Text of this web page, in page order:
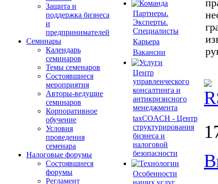
Защита и
поддержка бизнеса
и
предпринимателей
Семинары
Календарь
семинаров
Темы семенаров
Состоявшиеся
мероприятия
Авторы-ведущие
семинаров
Корпоративное
обучение
Условия
проведения
семенара
Налоговые форумы
Состоявшиеся
форумы
Регламент
Партнеры.
Эксперты.
Специалисты
Карьера
Вакансии
Центр
управленческого
консалтинга и
антикризисного
менеджмента
taxCOACH - Центр
структурирования
бизнеса и
налоговой
безопасности
Особенности
наших услуг